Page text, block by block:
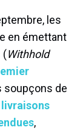
les
en émettant
(Withhold
soupçons de
livraisons
,